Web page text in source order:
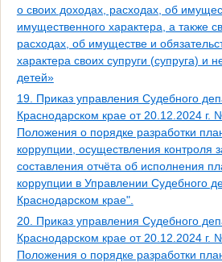
о своих доходах, расходах, об
имущественного характера, а также
расходах, об имуществе и
характера своих супруги (супруга) и
детей»
19. Приказ управления Судебного
Краснодарском крае от 20.12.2024
Положения о порядке разработки
коррупции, осуществления контроля
составления отчёта об исполнения
коррупции в Управлении Судебного
Краснодарском крае".
20. Приказ управления Судебного
Краснодарском крае от 20.12.2024
Положения о порядке разработки